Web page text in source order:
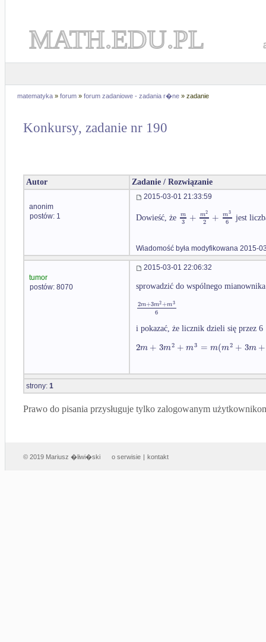
MATH.EDU.PL
matematyka » forum » forum zadaniowe - zadania r�ne » zadanie
Konkursy, zadanie nr 190
Autor Zadanie / Rozwiązanie
anonim
postów: 1
2015-03-01 21:33:59
Dowieść, że m
3 + m2
2 + m3
6 jest
Wiadomość była modyfikowana 2015-
tumor
postów: 8070
2015-03-01 22:06:32
sprowadzić do wspólnego mianownika
2m+3m2+m3
6
i pokazać, że licznik dzieli się przez 6
2m+ 3m2 + m3 = m(m2 + 3m +
strony: 1
Prawo do pisania przysługuje tylko zalogowanym
© 2019 Mariusz �liwi�ski o serwisie | kontakt